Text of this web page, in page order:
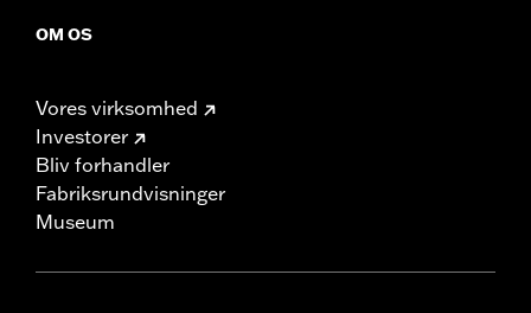
OM OS
Vores virksomhed
Investorer
Bliv forhandler
Fabriksrundvisninger
Museum